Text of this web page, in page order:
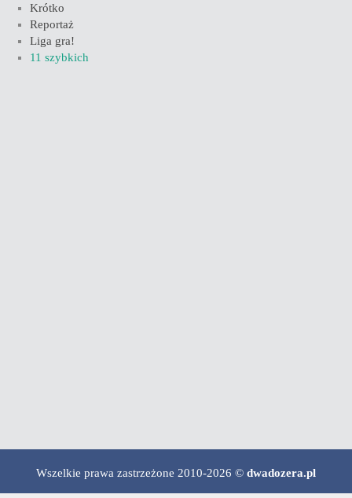
Krótko
Reportaż
Liga gra!
11 szybkich
Wszelkie prawa zastrzeżone 2010-2026 © dwadozera.pl